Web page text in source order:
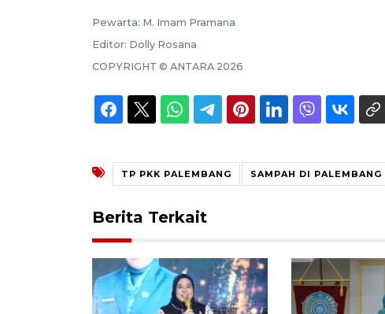
Pewarta: M. Imam Pramana
Editor: Dolly Rosana
COPYRIGHT © ANTARA 2026
TP PKK PALEMBANG SAMPAH DI PALEMBANG
Berita Terkait